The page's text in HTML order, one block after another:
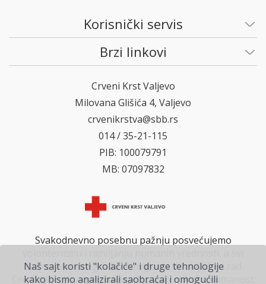
Korisnički servis
Brzi linkovi
Crveni Krst Valjevo
Milovana Glišića 4, Valjevo
crvenikrstva@sbb.rs
014 / 35-21-115
PIB: 100079791
MB: 07097832
Svakodnevno posebnu pažnju posvećujemo
zainteresovani građani mogu da se uključe u rad
Crvenog krsta, i svojim doprinosom pokažu humanost
Naš sajt koristi "kolačiće" i druge tehnologije
kako bismo analizirali saobraćaj i omogućili